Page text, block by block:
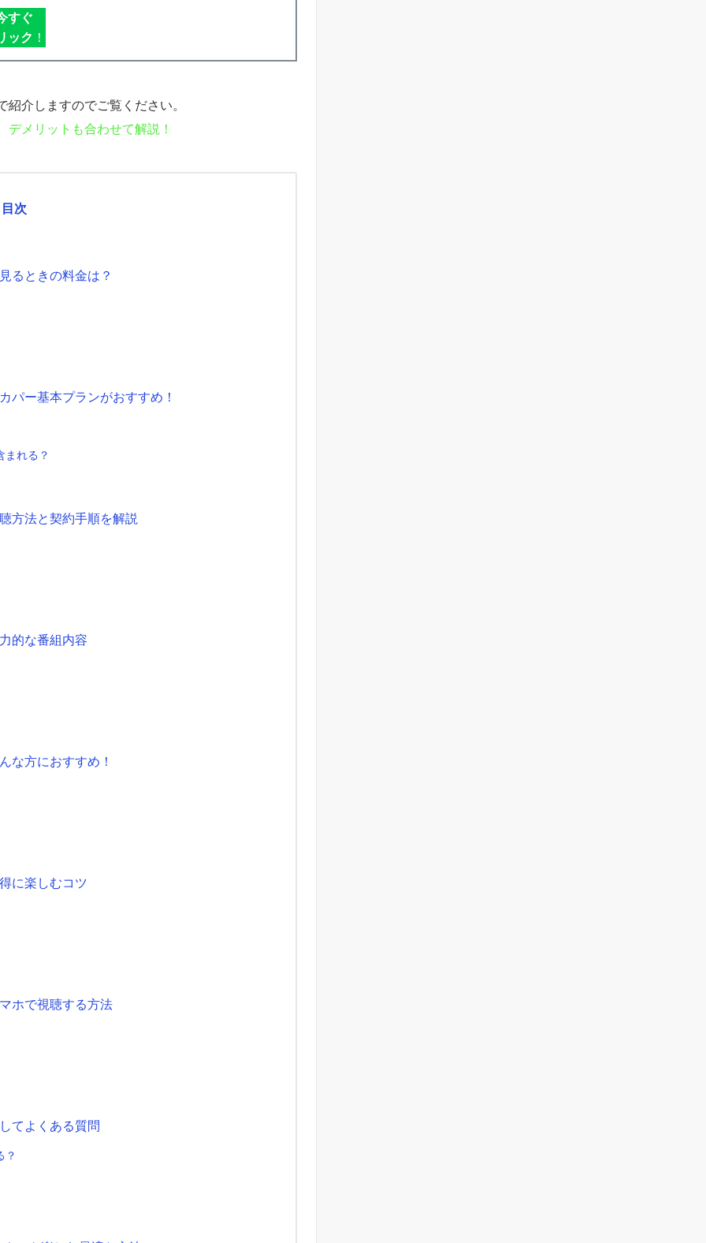
すぐ
ック ！
介しますのでご覧ください。
メリットも合わせて解説！
目次
るときの料金は？
パー基本プランがおすすめ！
まれる？
方法と契約手順を解説
的な番組内容
な方におすすめ！
に楽しむコツ
ホで視聴する方法
てよくある質問
？